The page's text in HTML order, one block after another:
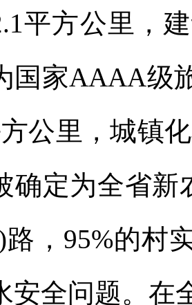
平方公里，
国家AAAA级
公里，城镇
确定为全省新
，95%的村
安全问题。在